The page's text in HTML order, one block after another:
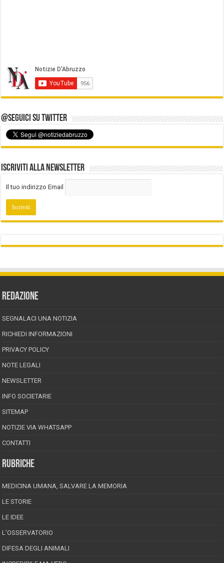
@Seguici su Twitter
Iscriviti alla Newsletter
Il tuo indirizzo Email
REDAZIONE
SEGNALACI UNA NOTIZIA
RICHIEDI INFORMAZIONI
PRIVACY POLICY
NOTE LEGALI
NEWSLETTER
INFO SOCIETARIE
SITEMAP
NOTIZIE VIA WHATSAPP
CONTATTI
RUBRICHE
MEDICINA UMANA, SALVARE LA MEMORIA
LE STORIE
LE IDEE
L’OSSERVATORIO
DIFESA DEGLI ANIMALI